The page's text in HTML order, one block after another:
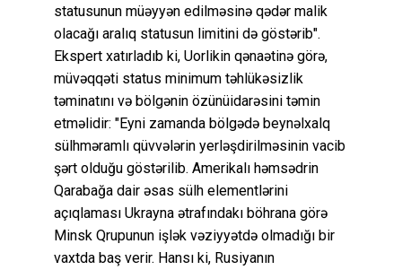
statusunun müəyyən edilməsinə qədər malik
olacağı aralıq statusun limitini də göstərib".
Ekspert xatırladıb ki, Uorlikin qənaətinə görə,
müvəqqəti status minimum təhlükəsizlik
təminatını və bölgənin özünüidarəsini təmin
etməlidir: "Eyni zamanda bölgədə beynəlxalq
sülhməramlı qüvvələrin yerləşdirilməsinin vacib
şərt olduğu göstərilib. Amerikalı həmsədrin
Qarabağa dair əsas sülh elementlərini
açıqlaması Ukrayna ətrafındakı böhrana görə
Minsk Qrupunun işlək vəziyyətdə olmadığı bir
vaxtda baş verir. Hansı ki, Rusiyanın